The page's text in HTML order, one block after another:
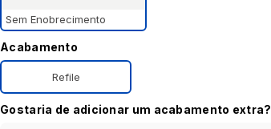
Sem Enobrecimento
Acabamento
Refile
Gostaria de adicionar um acabamento extra?